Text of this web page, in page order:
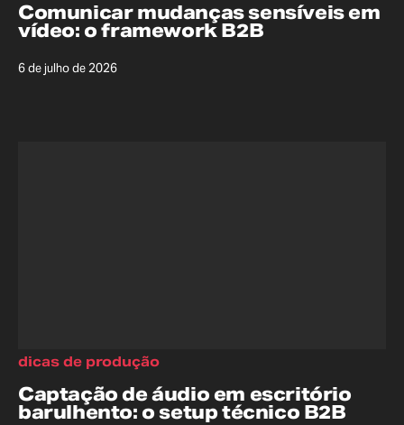
Comunicar mudanças sensíveis em
vídeo: o framework B2B
6 de julho de 2026
Captação de áudio em escritório
barulhento: o setup técnico B2B
dicas de produção